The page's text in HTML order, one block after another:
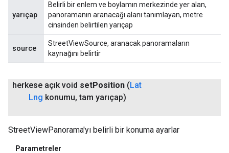
yarıçap
Belirli bir enlem ve boylamın merkezinde yer alan,
panoramanın aranacağı alanı tanımlayan, metre
cinsinden belirtilen yarıçap
source
StreetViewSource, aranacak panoramaların
kaynağını belirtir
herkese açık void setPosition ( Lat
Lng konumu, tam yarıçap)
StreetViewPanorama'yı belirli bir konuma ayarlar
Parametreler